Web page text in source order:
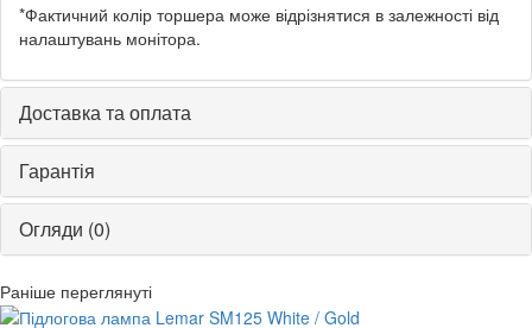
*Фактичний колір торшера може відрізнятися в залежності від
налаштувань монітора.
Доставка та оплата
Гарантія
Огляди (0)
Раніше переглянуті